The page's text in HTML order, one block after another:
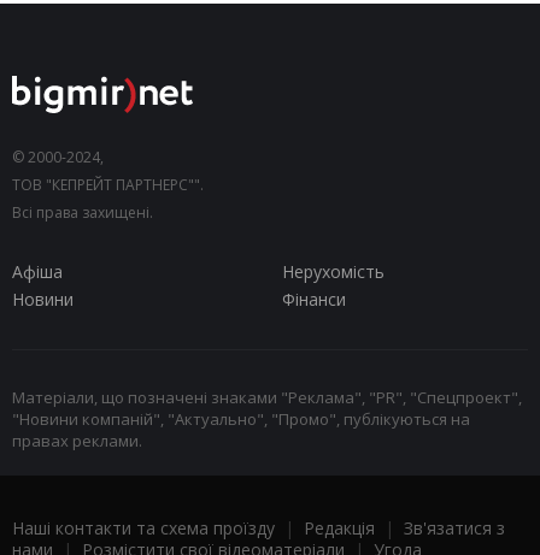
© 2000-2024,
ТОВ "КЕПРЕЙТ ПАРТНЕРС"".
Всі права захищені.
Афіша
Нерухомість
Новини
Фінанси
Матеріали, що позначені знаками "Реклама", "PR", "Спецпроект",
"Новини компаній", "Актуально", "Промо", публікуються на
правах реклами.
Наші контакти та схема проїзду | Редакція | Зв'язатися з
нами | Розмістити свої відеоматеріали | Угода